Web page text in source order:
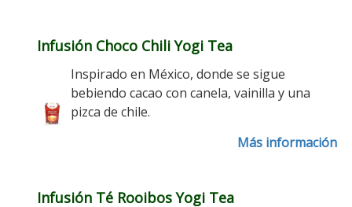
Infusión Choco Chili Yogi Tea
Inspirado en México, donde se sigue
bebiendo cacao con canela, vainilla y una
pizca de chile.
Más información
Infusión Té Rooibos Yogi Tea